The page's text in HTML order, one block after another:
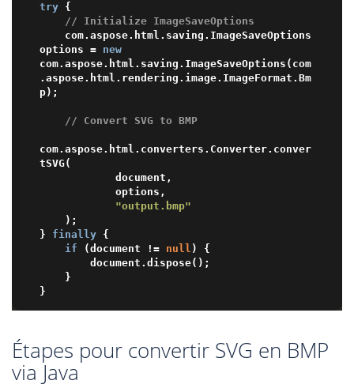
try {
// Initialize ImageSaveOptions
options = new
com.aspose.html.saving.ImageSaveOptions(com
.aspose.html.rendering.image.ImageFormat.Bm
p);
// Convert SVG to BMP
com.aspose.html.converters.Converter.conver
tSVG(
"output.bmp"
} finally {
if (document != null ) {
Étapes pour convertir SVG en BMP
via Java